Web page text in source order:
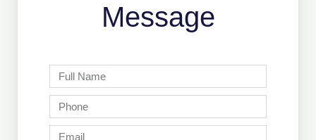
Message
Full
Name
Phone
Email